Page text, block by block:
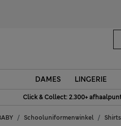
DAMES LINGERIE
Click & Collect: 2.300+
Schooluniformenwinkel